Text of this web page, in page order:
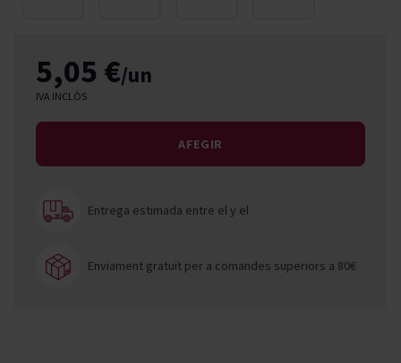
5,05 €/un
IVA INCLÒS
AFEGIR
Entrega estimada entre ely el
Enviament gratuït per a comandes superiors a 80€